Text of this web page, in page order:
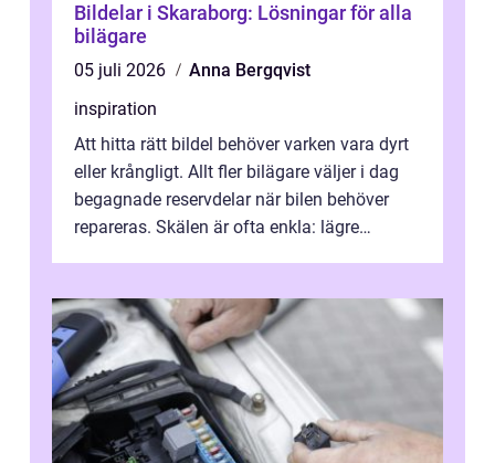
Bildelar i Skaraborg: Lösningar för alla
bilägare
05 juli 2026
Anna Bergqvist
inspiration
Att hitta rätt bildel behöver varken vara dyrt
eller krångligt. Allt fler bilägare väljer i dag
begagnade reservdelar när bilen behöver
repareras. Skälen är ofta enkla: lägre